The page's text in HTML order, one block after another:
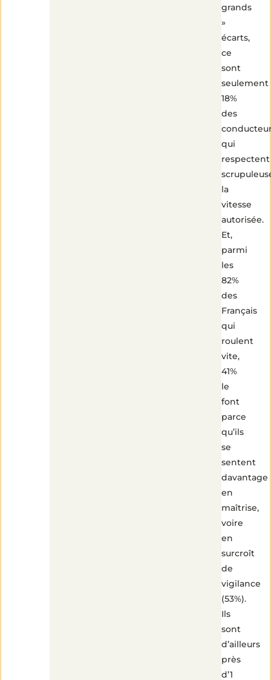
grands
»
écarts,
ce
sont
seulement
18%
des
qui
respectent
la
vitesse
autorisée.
Et,
parmi
les
82%
des
Français
qui
roulent
vite,
41%
le
font
parce
qu’ils
se
sentent
davantage
en
maîtrise,
voire
en
surcroît
de
vigilance
(53%).
Ils
sont
d’ailleurs
près
d’1